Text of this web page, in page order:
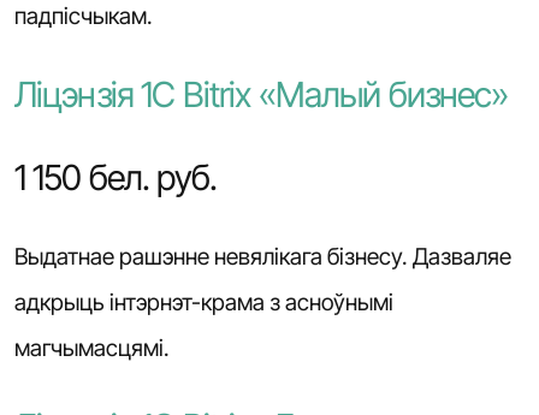
падпісчыкам.
Ліцэнзія 1С Bitrix «Малый бизнес»
1 150 бел. руб.
Выдатнае рашэнне невялікага бізнесу. Дазваляе
адкрыць інтэрнэт-крама з асноўнымі
магчымасцямі.